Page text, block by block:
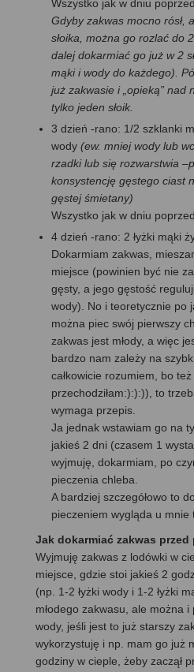
Wszystko jak w dniu
Gdyby zakwas mocno rósł,
słoika, można go rozlać do
dalej dokarmiać go już w 2
mąki i wody do każdego).
już zakwasie i „opieką” nad
tylko jeden słoik.
3 dzień -rano: 1/2 szklanki
wody (ew. mniej wody lub
rzadki lub się rozwarstwia
konsystencję gęstego ciast
gęstej śmietany)
Wszystko jak w dniu
4 dzień -rano: 2 łyżki mąki
Dokarmiam zakwas,
miejsce (powinien być nie
gęsty, a jego gęstość
wody). No i teoretycznie po
można piec swój pierwszy
zakwas jest młody, a więc
bardzo nam zależy na
całkowicie rozumiem, bo
przechodziłam:):):)), to
wymaga przepis.
Ja jednak wstawiam go na
jakieś 2 dni (czasem 1
wyjmuję, dokarmiam, po
pieczenia chleba.
A bardziej szczegółowo to
pieczeniem wygląda u mnie
Jak dokarmiać zakwas
Wyjmuję zakwas z lodówki w
miejsce, gdzie stoi jakieś 2
(np. 1-2 łyżki wody i 1-2 łyżki
młodego zakwasu, ale można i
wody, jeśli jest to już starszy
wykorzystuję i np. mam go już
godziny w cieple, żeby zaczął